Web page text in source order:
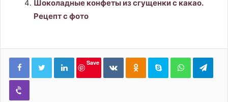
Шоколадные конфеты из сгущенки с какао.
Рецепт с фото
LinkedIn
Save
ВконтактеОдноклассники
Skype WhatsApp
Viber